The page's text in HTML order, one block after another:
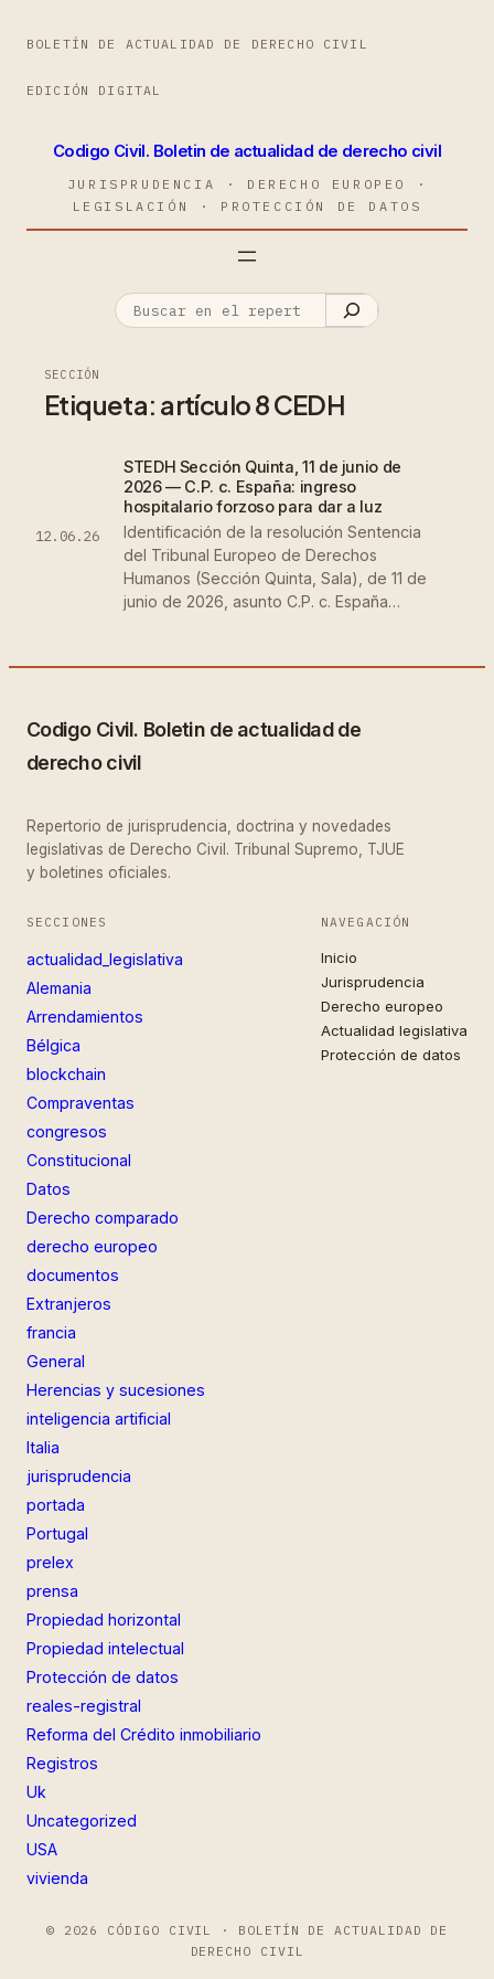
BOLETÍN DE ACTUALIDAD DE DERECHO CIVIL
EDICIÓN DIGITAL
Codigo Civil. Boletin de actualidad de derecho civil
JURISPRUDENCIA · DERECHO EUROPEO ·
LEGISLACIÓN · PROTECCIÓN DE DATOS
SECCIÓN
Etiqueta: artículo 8 CEDH
12.06.26
STEDH Sección Quinta, 11 de junio de
2026 — C.P. c. España: ingreso
hospitalario forzoso para dar a luz
Identificación de la resolución Sentencia
del Tribunal Europeo de Derechos
Humanos (Sección Quinta, Sala), de 11 de
junio de 2026, asunto C.P. c. España…
Codigo Civil. Boletin de actualidad de
derecho civil
Repertorio de jurisprudencia, doctrina y novedades
legislativas de Derecho Civil. Tribunal Supremo, TJUE
y boletines oficiales.
SECCIONES
actualidad_legislativa
Alemania
Arrendamientos
Bélgica
blockchain
Compraventas
congresos
Constitucional
Datos
Derecho comparado
derecho europeo
documentos
Extranjeros
francia
General
Herencias y sucesiones
inteligencia artificial
Italia
jurisprudencia
portada
Portugal
prelex
prensa
Propiedad horizontal
Propiedad intelectual
Protección de datos
reales-registral
Reforma del Crédito inmobiliario
Registros
Uk
Uncategorized
USA
vivienda
NAVEGACIÓN
Inicio
Jurisprudencia
Derecho europeo
Actualidad legislativa
Protección de datos
© 2026 CÓDIGO CIVIL · BOLETÍN DE ACTUALIDAD DE
DERECHO CIVIL